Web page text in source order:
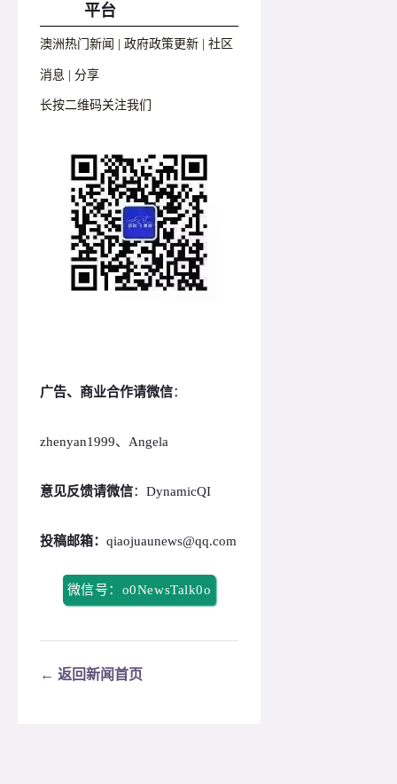
平台
澳洲热门新闻 | 政府政策更新 | 社区
消息 | 分享
长按二维码关注我们
广告、商业合作请微信：
zhenyan1999、Angela
意见反馈请微信：DynamicQI
投稿邮箱： qiaojuaunews@qq.com
微信号：o0NewsTalk0o
← 返回新闻首页